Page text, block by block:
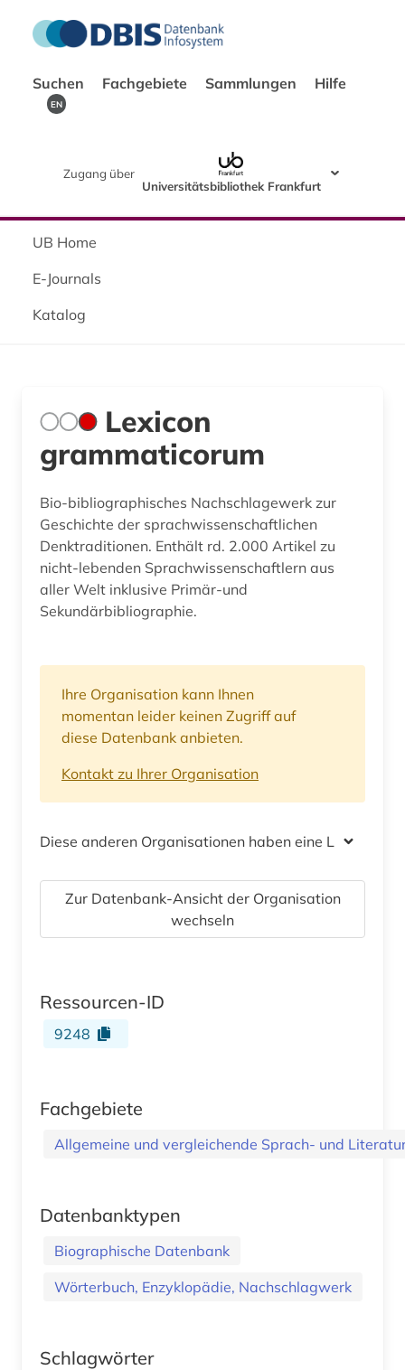
Suchen Fachgebiete Sammlungen Hilfe
EN
Zugang über
Universitätsbibliothek Frankfurt
UB Home
E-Journals
Katalog
Lexicon
grammaticorum
Bio-bibliographisches Nachschlagewerk zur
Geschichte der sprachwissenschaftlichen
Denktraditionen. Enthält rd. 2.000 Artikel zu
nicht-lebenden Sprachwissenschaftlern aus
aller Welt inklusive Primär-und
Sekundärbibliographie.
Ihre Organisation kann Ihnen
momentan leider keinen Zugriff auf
diese Datenbank anbieten.
Kontakt zu Ihrer Organisation
Diese anderen Organisationen haben eine Lizenz
Zur Datenbank-Ansicht der Organisation
wechseln
Ressourcen-ID
9248
Fachgebiete
Allgemeine und vergleichende Sprach- und
Datenbanktypen
Biographische Datenbank
Wörterbuch, Enzyklopädie, Nachschlagwerk
Schlagwörter